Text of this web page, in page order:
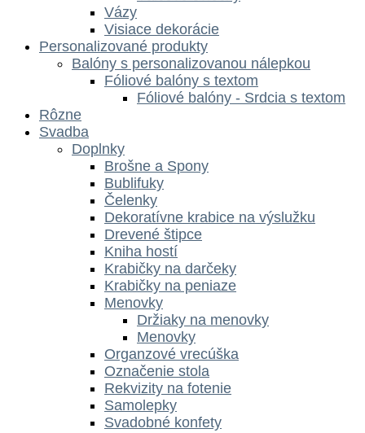
Vázy
Visiace dekorácie
Personalizované produkty
Balóny s personalizovanou nálepkou
Fóliové balóny s textom
Fóliové balóny - Srdcia s textom
Rôzne
Svadba
Doplnky
Brošne a Spony
Bublifuky
Čelenky
Dekoratívne krabice na výslužku
Drevené štipce
Kniha hostí
Krabičky na darčeky
Krabičky na peniaze
Menovky
Držiaky na menovky
Menovky
Organzové vrecúška
Označenie stola
Rekvizity na fotenie
Samolepky
Svadobné konfety